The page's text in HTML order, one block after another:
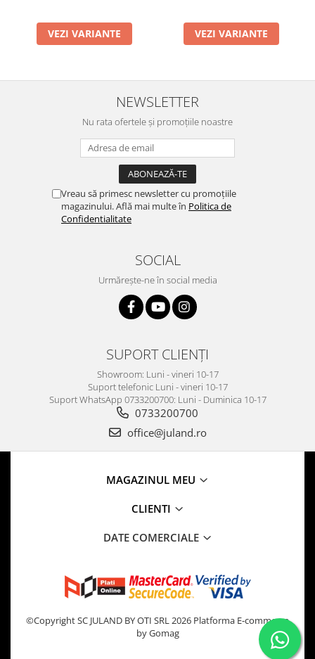
VEZI VARIANTE VEZI VARIANTE
NEWSLETTER
Nu rata ofertele și promoțiile noastre
Vreau să primesc newsletter cu promoțiile
magazinului. Află mai multe în Politica de
Confidentialitate
SOCIAL
Urmărește-ne în social media
SUPORT CLIENȚI
Showroom: Luni - vineri 10-17
Suport telefonic Luni - vineri 10-17
Suport WhatsApp 0733200700: Luni - Duminica 10-17
0733200700
office@juland.ro
MAGAZINUL MEU
CLIENTI
DATE COMERCIALE
©Copyright SC JULAND BY OTI SRL 2026 Platforma E-commerce
by Gomag